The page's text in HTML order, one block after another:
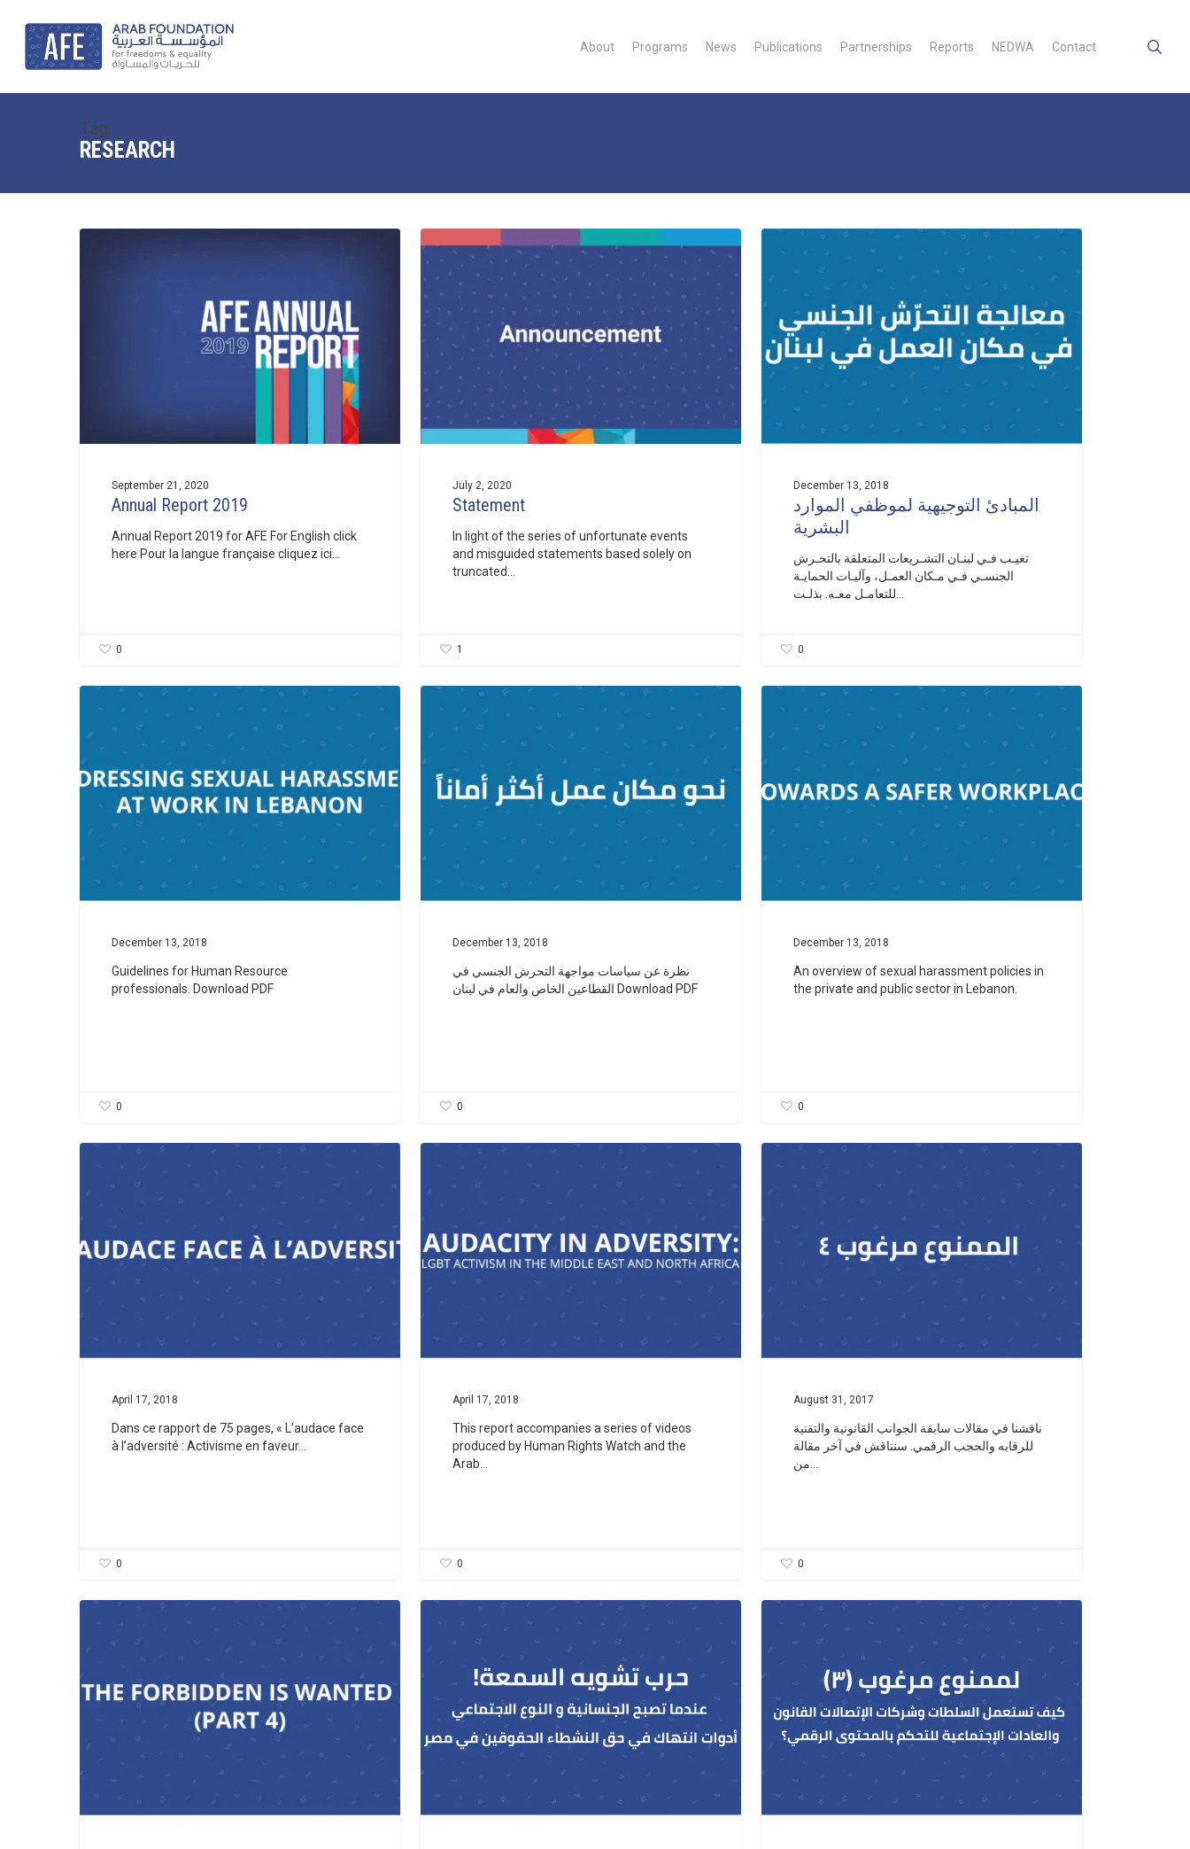
content
About Programs News Publications Partnerships Reports NEDWA Contact
Tag
RESEARCH
September 21, 2020
Annual Report 2019
Annual Report 2019 for AFE For English click
here Pour la langue française cliquez ici…
0
July 2, 2020
Statement
In light of the series of unfortunate events
and misguided statements based solely on
truncated…
1
التوجيهية
لموظفي
الموارد
البشرية
December 13, 2018
المبادئ التوجيهية لموظفي الموارد
البشرية
تغيـب فـي لبنـان التشـريعات المتعلقة بالتحـرش
الجنسـي فـي مـكان العمـل، وآليـات الحمايـة
0
December 13, 2018
Guidelines for Human Resource
professionals. Download PDF
0
December 13, 2018
نظرة عن سياسات مواجهة التحرش الجنسي في
القطاعين الخاص والعام في لبنان Download PDF
0
December 13, 2018
An overview of sexual harassment policies in
the private and public sector in Lebanon.
0
April 17, 2018
Dans ce rapport de 75 pages, « L’audace face
à l’adversité : Activisme en faveur…
0
April 17, 2018
This report accompanies a series of videos
produced by Human Rights Watch and the
Arab…
0
August 31, 2017
ناقشنا في مقالات سابقة الجوانب القانونية والتقنية
للرقابه والحجب الرقمي. سنناقش في آخر مقالة
0